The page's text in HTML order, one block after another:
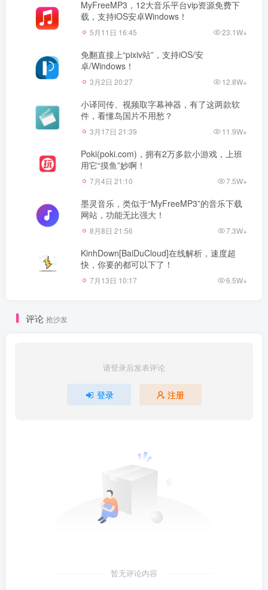
MyFreeMP3，12大音乐平台vip资源免费下
载，支持iOS安卓Windows！
5月11日 16:45 23.1W+
免翻直接上“pixiv站”，支持iOS/安
卓/Windows！
3月2日 20:27 12.8W+
小译同传、视频取字幕神器，有了这两款软
件，看懂岛国片不用愁？
3月17日 21:39 11.9W+
Poki(poki.com)，拥有2万多款小游戏，上班
用它“摸鱼”妙啊！
7月4日 21:10 7.5W+
墨灵音乐，类似于“MyFreeMP3”的音乐下载
网站，功能无比强大！
8月8日 21:56 7.3W+
KinhDown[BaiDuCloud]在线解析，速度超
快，你要的都可以下了！
7月13日 10:17 6.5W+
评论 抢沙发
请登录后发表评论
登录 注册
暂无评论内容